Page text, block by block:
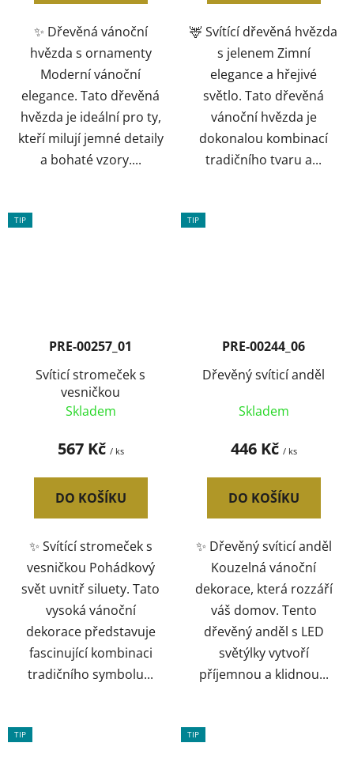
✨ Dřevěná vánoční
hvězda s ornamenty
Moderní vánoční
elegance. Tato dřevěná
hvězda je ideální pro ty,
kteří milují jemné detaily
a bohaté vzory....
🦌 Svítící dřevěná hvězda
s jelenem Zimní
elegance a hřejivé
světlo. Tato dřevěná
vánoční hvězda je
dokonalou kombinací
tradičního tvaru a...
TIP
PRE-00257_01
Svíticí stromeček s
vesničkou
Skladem
567 Kč / ks
DO KOŠÍKU
✨ Svítící stromeček s
vesničkou Pohádkový
svět uvnitř siluety. Tato
vysoká vánoční
dekorace představuje
fascinující kombinaci
tradičního symbolu...
TIP
PRE-00244_06
Dřevěný svíticí anděl
Skladem
446 Kč / ks
DO KOŠÍKU
✨ Dřevěný svíticí anděl
Kouzelná vánoční
dekorace, která rozzáří
váš domov. Tento
dřevěný anděl s LED
světýlky vytvoří
příjemnou a klidnou...
TIP TIP